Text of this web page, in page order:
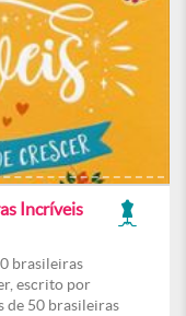
Incríveis
brasileiras
escrito por
de 50 brasileiras